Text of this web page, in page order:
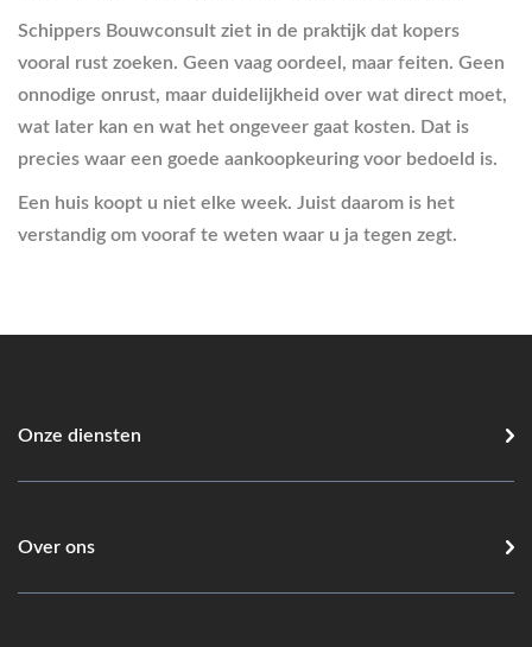
Schippers Bouwconsult ziet in de praktijk dat kopers
vooral rust zoeken. Geen vaag oordeel, maar feiten. Geen
onnodige onrust, maar duidelijkheid over wat direct moet,
wat later kan en wat het ongeveer gaat kosten. Dat is
precies waar een goede aankoopkeuring voor bedoeld is.
Een huis koopt u niet elke week. Juist daarom is het
verstandig om vooraf te weten waar u ja tegen zegt.
Onze diensten
Over ons